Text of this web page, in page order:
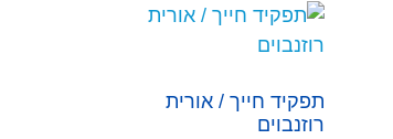
תפקיד חייך / אורית
רוזנבוים